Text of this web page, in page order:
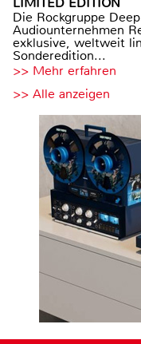
Die Rockgruppe
Audiounternehmen
exklusive, weltweit
Sonderedition...
>> Mehr erfahren
>> Alle anzeigen